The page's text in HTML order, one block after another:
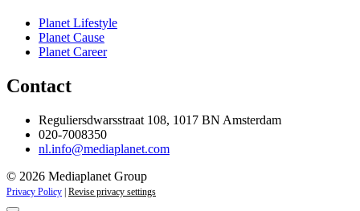
Planet Lifestyle
Planet Cause
Planet Career
Contact
Reguliersdwarsstraat 108, 1017 BN Amsterdam
020-7008350
nl.info@mediaplanet.com
© 2026 Mediaplanet Group
Privacy Policy | Revise privacy settings